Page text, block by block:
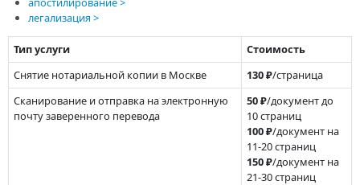
легализация
Тип услуги
Стоимость
Снятие нотариальной копии в Москве
130 ₽/страница
Сканирование и отправка на электронную
почту заверенного перевода
50 ₽/документ до
10 страниц
100 ₽/документ на
11-20 страниц
150 ₽/документ на
21-30 страниц